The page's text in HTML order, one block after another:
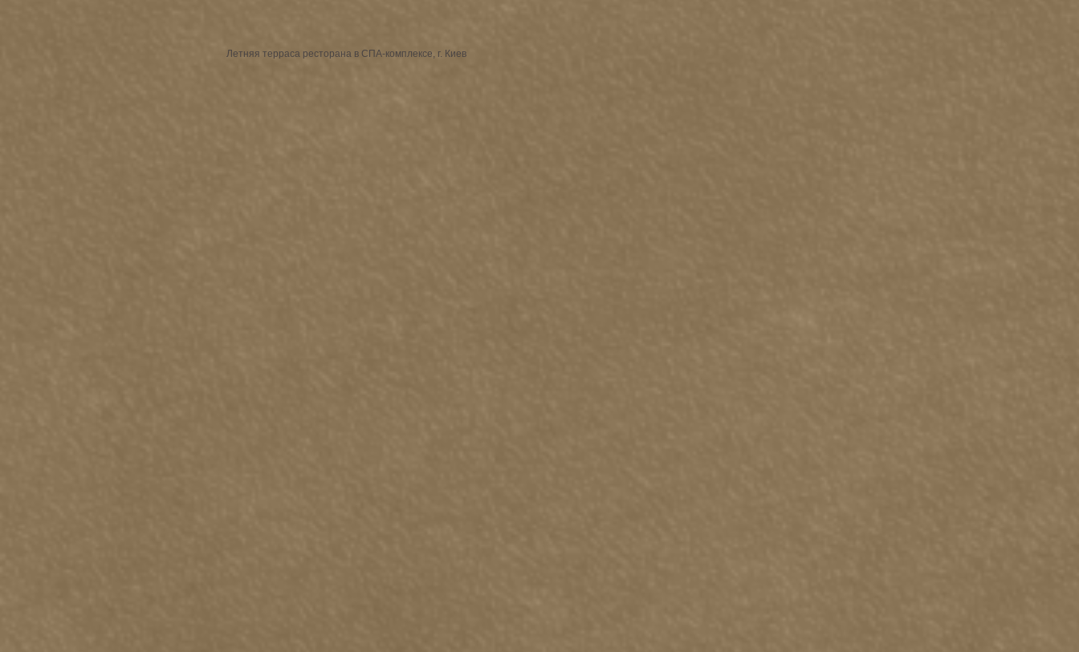
Летняя терраса ресторана в СПА-комплексе, г. Киев